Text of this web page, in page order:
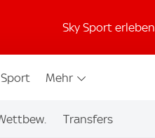
Sky Sport erleben
Mehr
Transfers